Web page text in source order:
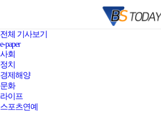
전체 기사보기
e-paper
사회
정치
경제해양
문화
라이프
스포츠연예